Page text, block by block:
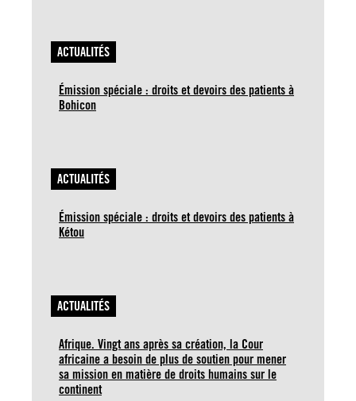
ACTUALITÉS
Émission spéciale : droits et devoirs des patients à
Bohicon
ACTUALITÉS
Émission spéciale : droits et devoirs des patients à
Kétou
ACTUALITÉS
Afrique. Vingt ans après sa création, la Cour
africaine a besoin de plus de soutien pour mener
sa mission en matière de droits humains sur le
continent